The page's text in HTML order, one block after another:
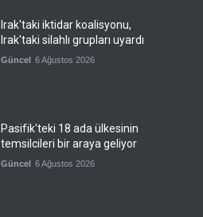
Irak'taki iktidar koalisyonu,
Irak'taki silahlı grupları uyardı
Güncel 6 Ağustos 2026
Pasifik'teki 18 ada ülkesinin
temsilcileri bir araya geliyor
Güncel 6 Ağustos 2026